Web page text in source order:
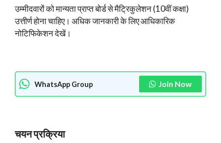
उम्मीदवारों को मान्यता प्राप्त बोर्ड से मैट्रिकुलेशन (10वीं कक्षा)
उत्तीर्ण होना चाहिए। अधिक जानकारी के लिए आधिकारिक
नोटिफिकेशन देखें।
WhatsApp Group Join Now
चयन प्रक्रिया